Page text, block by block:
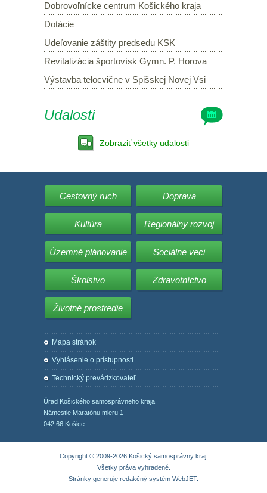
Dobrovoľnícke centrum Košického kraja
Dotácie
Udeľovanie záštity predsedu KSK
Revitalizácia športovísk Gymn. P. Horova
Výstavba telocvične v Spišskej Novej Vsi
Udalosti
Zobraziť všetky udalosti
Cestovný ruch Doprava
Kultúra Regionálny rozvoj
Územné plánovanie Sociálne veci
Školstvo Zdravotníctvo
Životné prostredie
Mapa stránok
Vyhlásenie o prístupnosti
Technický prevádzkovateľ
Úrad Košického samosprávneho kraja
Námestie Maratónu mieru 1
042 66 Košice
Copyright © 2009-2026 Košický samosprávny kraj.
Všetky práva vyhradené.
Stránky generuje redakčný systém WebJET.